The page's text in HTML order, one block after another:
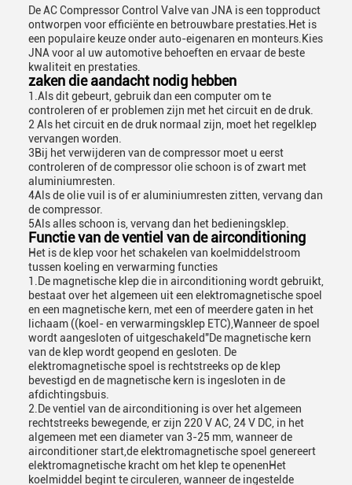
VERZENDEN
De AC Compressor Control Valve van JNA is een topproduct
ontworpen voor efficiënte en betrouwbare prestaties.Het is
een populaire keuze onder auto-eigenaren en monteurs.Kies
JNA voor al uw automotive behoeften en ervaar de beste
kwaliteit en prestaties.
zaken die aandacht nodig hebben
1.Als dit gebeurt, gebruik dan een computer om te
controleren of er problemen zijn met het circuit en de druk.
2 Als het circuit en de druk normaal zijn, moet het regelklep
vervangen worden.
3Bij het verwijderen van de compressor moet u eerst
controleren of de compressor olie schoon is of zwart met
aluminiumresten.
4Als de olie vuil is of er aluminiumresten zitten, vervang dan
de compressor.
5Als alles schoon is, vervang dan het bedieningsklep.
Functie van de ventiel van de airconditioning
Het is de klep voor het schakelen van koelmiddelstroom
tussen koeling en verwarming functies
1.De magnetische klep die in airconditioning wordt gebruikt,
bestaat over het algemeen uit een elektromagnetische spoel
en een magnetische kern, met een of meerdere gaten in het
lichaam ((koel- en verwarmingsklep ETC),Wanneer de spoel
wordt aangesloten of uitgeschakeld"De magnetische kern
van de klep wordt geopend en gesloten. De
elektromagnetische spoel is rechtstreeks op de klep
bevestigd en de magnetische kern is ingesloten in de
afdichtingsbuis.
2.De ventiel van de airconditioning is over het algemeen
rechtstreeks bewegende, er zijn 220 V AC, 24 V DC, in het
algemeen met een diameter van 3-25 mm, wanneer de
airconditioner start,de elektromagnetische spoel genereert
elektromagnetische kracht om het klep te openenHet
koelmiddel begint te circuleren, wanneer de ingestelde